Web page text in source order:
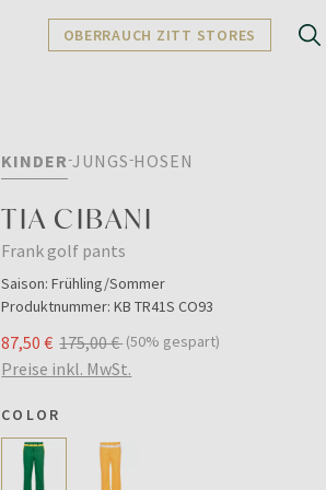
OBERRAUCH ZITT STORES
KINDER JUNGS HOSEN
TIA CIBANI
Frank golf pants
Saison: Frühling/Sommer
Produktnummer:KB TR41S CO93
87,50 € 175,00 € (50% gespart)
Preise inkl. MwSt.
COLOR